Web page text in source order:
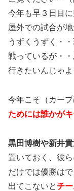
今年も早３日目に
屋外での試合が
うずくうずく・
戦っているが・
行きたいんじゃよ
今年こそ（カープ
ためには誰かが
黒田博樹や新井
置いておく、彼
だけでは優勝は
出てこないとチ